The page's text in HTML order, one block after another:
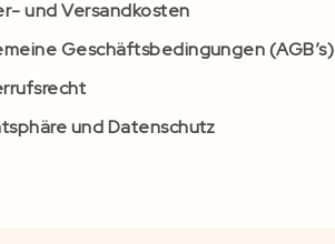
und Versandkosten
Geschäftsbedingungen (AGB’s)
und Datenschutz